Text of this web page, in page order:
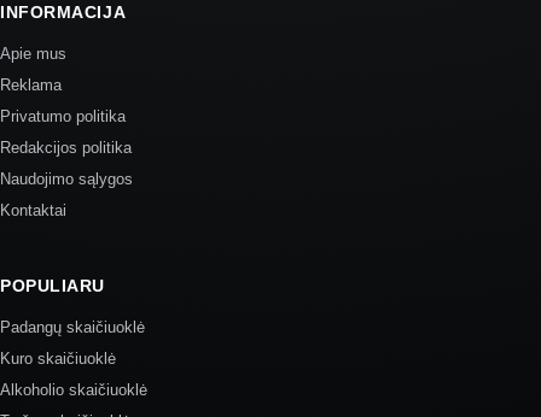
INFORMACIJA
Apie mus
Reklama
Privatumo politika
Redakcijos politika
Naudojimo sąlygos
Kontaktai
POPULIARU
Padangų skaičiuoklė
Kuro skaičiuoklė
Alkoholio skaičiuoklė